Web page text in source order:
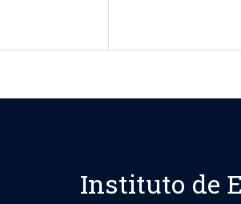
Instituto de